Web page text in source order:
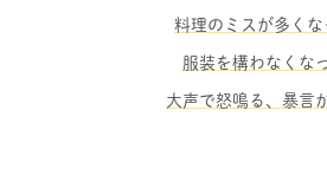
料理のミスが多くな
服装を構わなくな
大声で怒鳴る、暴言